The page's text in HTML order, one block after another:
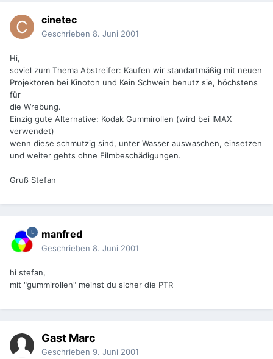
cinetec
Geschrieben 8. Juni 2001
Hi,
soviel zum Thema Abstreifer: Kaufen wir standartmäßig mit neuen
Projektoren bei Kinoton und Kein Schwein benutz sie, höchstens
für
die Wrebung.
Einzig gute Alternative: Kodak Gummirollen (wird bei IMAX
verwendet)
wenn diese schmutzig sind, unter Wasser auswaschen, einsetzen
und weiter gehts ohne Filmbeschädigungen.
Gruß Stefan
manfred
Geschrieben 8. Juni 2001
hi stefan,
mit "gummirollen" meinst du sicher die PTR
Gast Marc
Geschrieben 9. Juni 2001